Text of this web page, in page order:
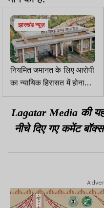
झारखंड न्यूज़
नियमित जमानत के लिए आरोपी
का न्यायिक हिरासत में होना
अनिवार्य: झारखंड HC
Lagatar Media की
नीचे दिए गए कमेंट